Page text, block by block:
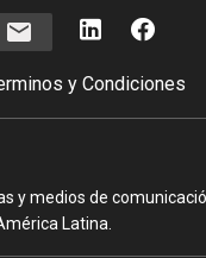
y Condiciones
y medios de
Latina.